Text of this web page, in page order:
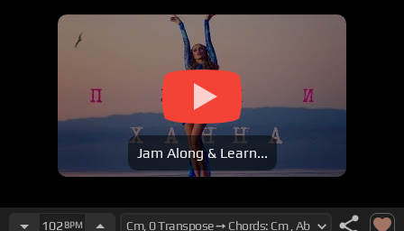
Jam Along & Learn...
102 BPM